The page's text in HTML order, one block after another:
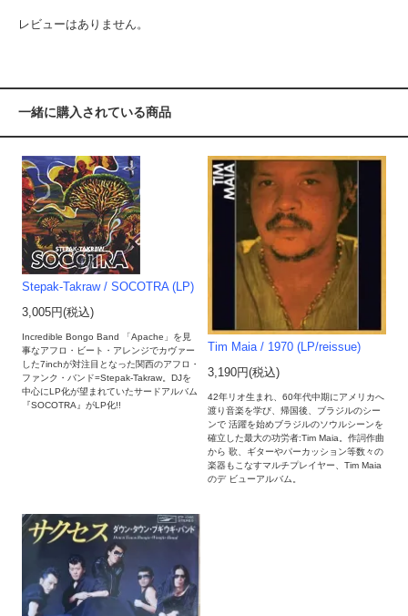
レビューはありません。
一緒に購入されている商品
Stepak-Takraw / SOCOTRA (LP)
3,005円(税込)
Incredible Bongo Band 「Apache」を見
事なアフロ・ビート・アレンジでカヴァー
した7inchが対注目となった関西のアフロ・
ファンク・バンド=Stepak-Takraw。DJを
中心にLP化が望まれていたサードアルバム
『SOCOTRA』がLP化!!
Tim Maia / 1970 (LP/reissue)
3,190円(税込)
42年リオ生まれ、60年代中期にアメリカへ
渡り音楽を学び、帰国後、ブラジルのシー
ンで 活躍を始めブラジルのソウルシーンを
確立した最大の功労者:Tim Maia。作詞作曲
から 歌、ギターやパーカッション等数々の
楽器もこなすマルチプレイヤー、Tim Maia
のデ ビューアルバム。